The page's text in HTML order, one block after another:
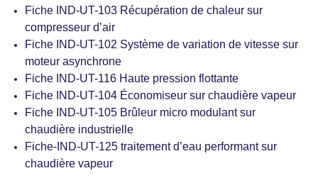
Fiche IND-UT-103 Récupération de chaleur sur
compresseur d’air
Fiche IND-UT-102 Système de variation de vitesse sur
moteur asynchrone
Fiche IND-UT-116 Haute pression flottante
Fiche IND-UT-104 Économiseur sur chaudière vapeur
Fiche IND-UT-105 Brûleur micro modulant sur
chaudière industrielle
Fiche-IND-UT-125 traitement d’eau performant sur
chaudière vapeur